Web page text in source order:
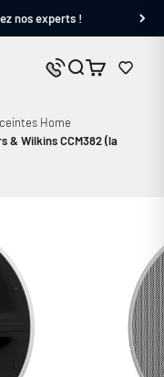
nos experts !
Nous contacter
Panier
Home
& Wilkins CCM382 (la